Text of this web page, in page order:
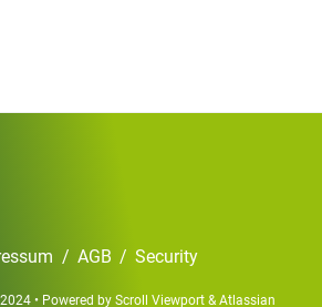
/ AGB / Security
• Powered by Scroll Viewport &Atlassian